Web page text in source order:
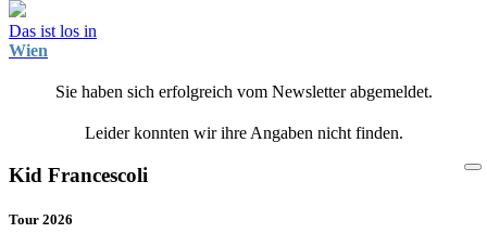
Das ist los in
Wien
Sie haben sich erfolgreich vom Newsletter abgemeldet.
Leider konnten wir ihre Angaben nicht finden.
Kid Francescoli
Tour 2026